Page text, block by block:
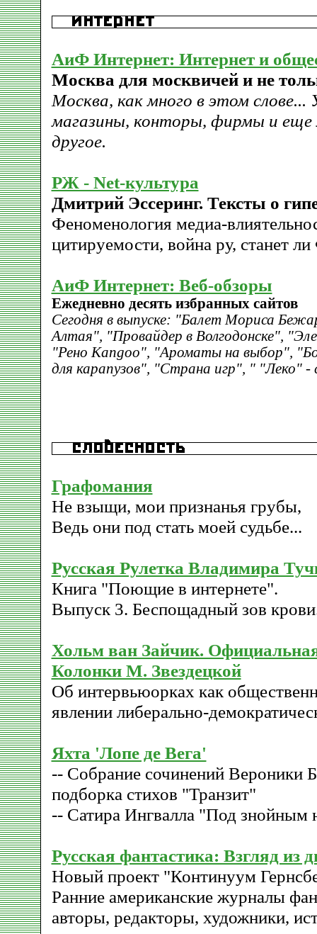
АиФ Интернет: Интернет и
Москва для москвичей и не
Москва, как много в этом слове...
магазины, конторы, фирмы и еще
другое.
РЖ - Net-культура
Дмитрий Эссеринг. Тексты о
Феноменология медиа-
цитируемости, война ру, станет
АиФ Интернет: Веб-обзоры
Ежедневно десять избранных сайтов
Сегодня в выпуске: "Балет Мориса
Алтая", "Провайдер в Волгодонске",
"Рено Kangoo", "Ароматы на выбор",
для карапузов", "Страна игр", " "Леко"
Графомания
Не взыщи, мои признанья грубы,
Ведь они под стать моей судьбе...
Русская Рулетка Владимира
Книга "Поющие в интернете".
Выпуск 3. Беспощадный зов
Хольм ван Зайчик.
Колонки М. Звездецкой
Об интервьюорках как
явлении либерально-
Яхта 'Лопе де Вега'
-- Собрание сочинений Вероники
подборка стихов "Транзит"
-- Сатира Ингвалла "Под знойным
Русская фантастика: Взгляд из
Новый проект "Континуум
Ранние американские журналы
авторы, редакторы, художники,